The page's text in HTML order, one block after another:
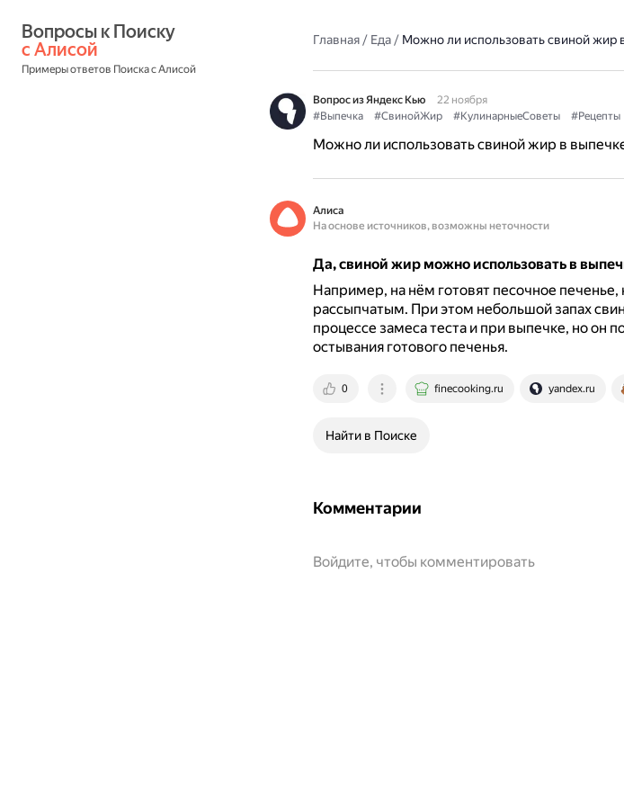
с Алисой
Примеры ответов Поиска с Алисой
Главная/ Еда/ Можно ли использовать свиной жир
Вопрос из Яндекс Кью
22 ноября
#Выпечка
#СвинойЖир #КулинарныеСоветы #Рецепты
Можно ли использовать свиной жир в
Алиса
На основе источников, возможны неточности
Да, свиной жир можно использовать в
Например, на нём готовят песочное
рассыпчатым. При этом небольшой запах
процессе замеса теста и при выпечке, но он
остывания готового печенья.
0 finecooking.ru yandex.ru
Найти в Поиске
Комментарии
Войдите, чтобы комментировать